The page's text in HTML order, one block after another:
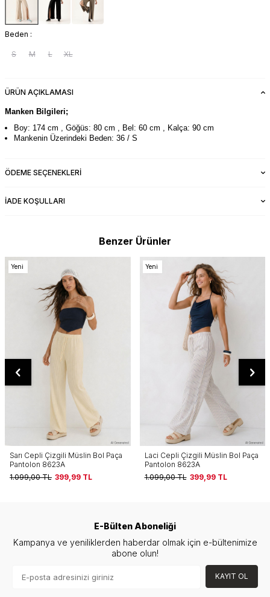
Beden :
S M L XL
ÜRÜN AÇIKLAMASI
Manken Bilgileri;
Boy: 174 cm , Göğüs: 80 cm , Bel: 60 cm , Kalça: 90 cm
Mankenin Üzerindeki Beden: 36 / S
ÖDEME SEÇENEKLERI
İADE KOŞULLARI
Benzer Ürünler
Yeni
Laci Cepli Çizgili Müslin Bol Paça
Pantolon 8623A
1.099,00TL 399,99 TL
Yeni
Siyah Cepli Çizgili Müslin Bol
Paça Pantolon 8623A
1.099,00TL 399,99TL
E-Bülten Aboneliği
Kampanya ve yeniliklerden haberdar olmak için e-bültenimize
abone olun!
KAYIT OL